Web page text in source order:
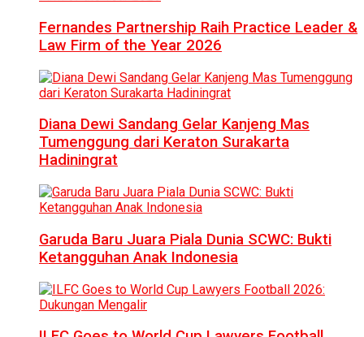
Fernandes Partnership Raih Practice Leader &
Law Firm of the Year 2026
Diana Dewi Sandang Gelar Kanjeng Mas
Tumenggung dari Keraton Surakarta
Hadiningrat
Garuda Baru Juara Piala Dunia SCWC: Bukti
Ketangguhan Anak Indonesia